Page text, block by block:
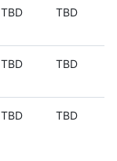
TBD TBD
TBD TBD
TBD TBD